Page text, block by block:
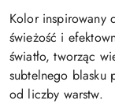
Kolor inspirowany
świeżość i
światło, tworząc
subtelnego blasku
od liczby warstw.